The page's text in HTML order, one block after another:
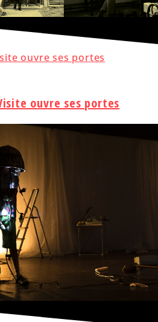
ouvre ses portes
ouvre ses portes